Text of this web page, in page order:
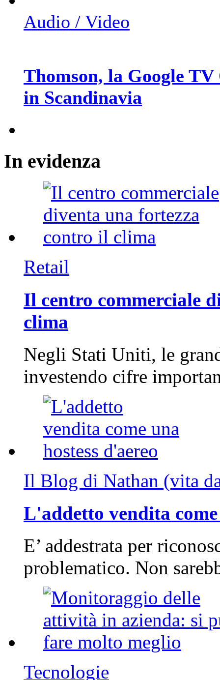
Audio / Video
Thomson, la Google
in Scandinavia
In evidenza
Retail
Il centro commerciale
clima
Negli Stati Uniti, le
investendo cifre
Il Blog di Nathan (vita
L'addetto vendita
E’ addestrata per
problematico. Non
Tecnologie